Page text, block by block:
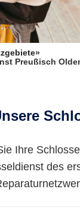
»
Preußisch
Ihre
des